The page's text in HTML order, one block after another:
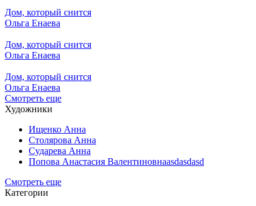
Дом, который снится
Ольга Енаева
Дом, который снится
Ольга Енаева
Дом, который снится
Ольга Енаева
Смотреть еще
Художники
Ищенко Анна
Столярова Анна
Сударева Анна
Попова Анастасия Валентиновнаasdasdasd
Смотреть еще
Категории